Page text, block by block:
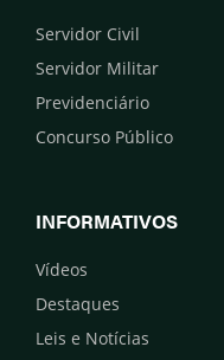
Servidor Civil
Servidor Militar
Previdenciário
Concurso Público
INFORMATIVOS
Vídeos
Destaques
Leis e Notícias